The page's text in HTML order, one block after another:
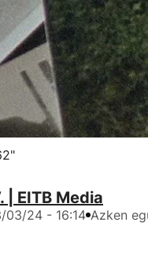
| EITB Media
03/24 - 16:14 Azken